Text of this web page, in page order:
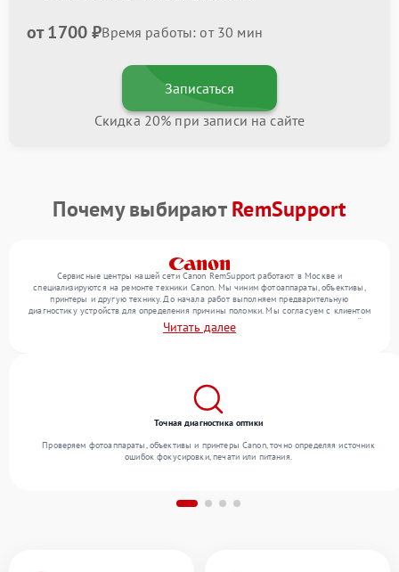
от 1700 ₽Время работы: от 30 мин
Записаться
Скидка 20% при записи на сайте
Почему выбираютRemSupport
Сервисные центры нашей сети Canon RemSupport работают в Москве и
специализируются на ремонте техники Canon. Мы чиним фотоаппараты, объективы,
принтеры и другую технику. До начала работ выполняем предварительную
диагностику устройств для определения причины поломки. Мы согласуем с клиентом
перечень необходимых работ и их стоимость, затем выполняем ремонт с заменой
деталей по необходимости. В конце подтверждаем качество оказанных услуг
Читать далее
Точная диагностика оптики
Проверяем фотоаппараты, объективы и принтеры Canon, точно определяя источник
ошибок фокусировки, печати или питания.